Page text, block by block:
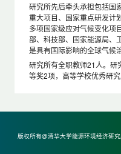
研究所先后牵头承担包括国
重大项目、国家重点研发计
多项国家级应对气候变化项
部、科技部、国家能源局、
是具有国际影响的全球气候
研究所有全职教师21人。研
等奖2项，高等学校优秀研
版权所有@清华大学能源环境经济研